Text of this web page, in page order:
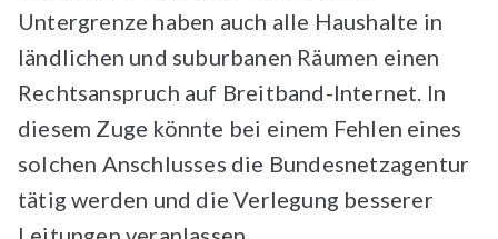
Untergrenze haben auch alle Haushalte in
ländlichen und suburbanen Räumen einen
Rechtsanspruch auf Breitband-Internet. In
diesem Zuge könnte bei einem Fehlen eines
solchen Anschlusses die Bundesnetzagentur
tätig werden und die Verlegung besserer